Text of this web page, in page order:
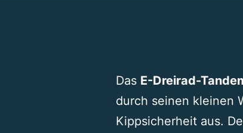
Das E-Dreirad-
durch seinen kleinen
Kippsicherheit aus.